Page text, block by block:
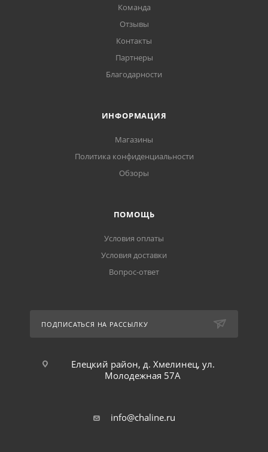
Команда
Отзывы
Контакты
Партнеры
Благодарности
ИНФОРМАЦИЯ
Магазины
Политика конфиденциальности
Обзоры
ПОМОЩЬ
Условия оплаты
Условия доставки
Вопрос-ответ
ПОДПИСАТЬСЯ НА РАССЫЛКУ
Елецкий район, д. Хмелинец, ул.
Молодежная 57А
info@chaline.ru